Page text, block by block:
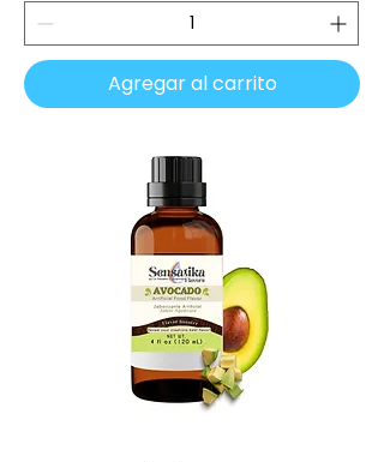
Agregar al carrito